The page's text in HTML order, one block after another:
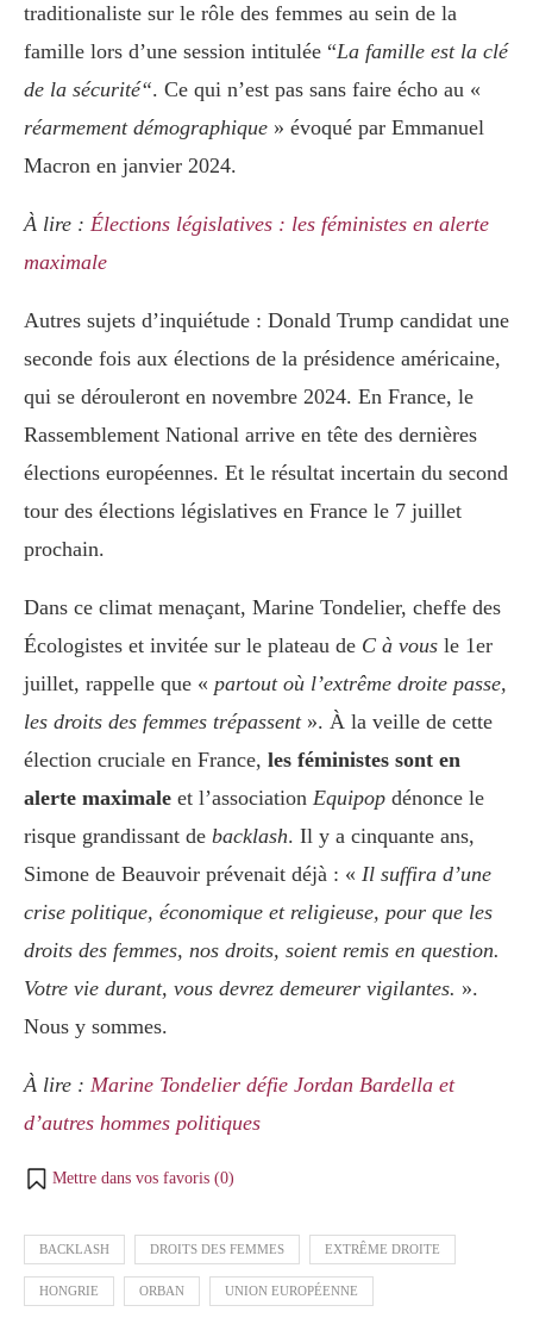
traditionaliste sur le rôle des femmes au sein de la
famille lors d’une session intitulée “La famille est la clé
de la sécurité“. Ce qui n’est pas sans faire écho au «
réarmement démographique » évoqué par Emmanuel
Macron en janvier 2024.
À lire : Élections législatives : les féministes en alerte
maximale
Autres sujets d’inquiétude : Donald Trump candidat une
seconde fois aux élections de la présidence américaine,
qui se dérouleront en novembre 2024. En France, le
Rassemblement National arrive en tête des dernières
élections européennes. Et le résultat incertain du second
tour des élections législatives en France le 7 juillet
prochain.
Dans ce climat menaçant, Marine Tondelier, cheffe des
Écologistes et invitée sur le plateau de C à vous le 1er
juillet, rappelle que « partout où l’extrême droite passe,
les droits des femmes trépassent». À la veille de cette
élection cruciale en France, les féministes sont en
alerte maximale et l’association Equipop dénonce le
risque grandissant de backlash. Il y a cinquante ans,
Simone de Beauvoir prévenait déjà : « Il suffira d’une
crise politique, économique et religieuse, pour que les
droits des femmes, nos droits, soient remis en question.
Votre vie durant, vous devrez demeurer vigilantes. ».
Nous y sommes.
À lire : Marine Tondelier défie Jordan Bardella et
d’autres hommes politiques
Mettre dans vos favoris (0)
BACKLASH DROITS DES FEMMES EXTRÊME DROITE
HONGRIE ORBAN UNION EUROPÉENNE